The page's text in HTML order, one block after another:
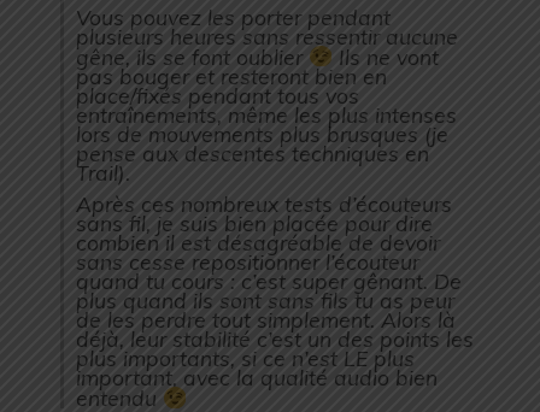
Vous pouvez les porter pendant
plusieurs heures sans ressentir aucune
gêne, ils se font oublier Ils ne vont
pas bouger et resteront bien en
place/fixés pendant tous vos
entraînements, même les plus intenses
lors de mouvements plus brusques (je
pense aux descentes techniques en
Trail).
Après ces nombreux tests d’écouteurs
sans fil, je suis bien placée pour dire
combien il est désagréable de devoir
sans cesse repositionner l’écouteur
quand tu cours : c’est super gênant. De
plus quand ils sont sans fils tu as peur
de les perdre tout simplement. Alors là
déjà, leur stabilité c’est un des points les
plus importants, si ce n’est LE plus
important, avec la qualité audio bien
entendu